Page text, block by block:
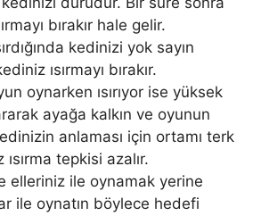
bırakır hale gelir.
kedinizi yok sayın
ısırmayı bırakır.
oynarken ısırıyor ise yüksek
ayağa kalkın ve oyunun
anlaması için ortamı terk
tepkisi azalır.
elleriniz ile oynamak yerine
ile oynatın böylece hedefi